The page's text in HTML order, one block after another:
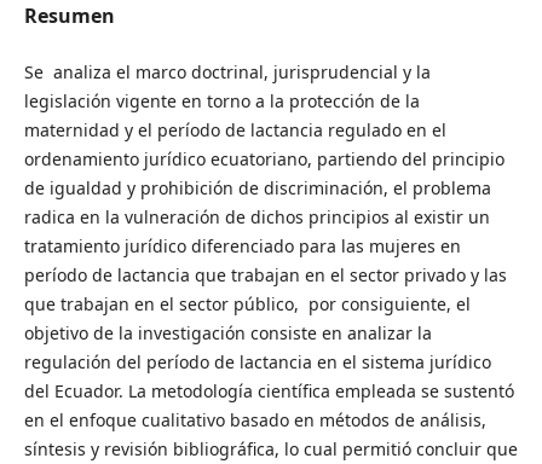
Resumen
Se analiza el marco doctrinal, jurisprudencial y la
legislación vigente en torno a la protección de la
maternidad y el período de lactancia regulado en el
ordenamiento jurídico ecuatoriano, partiendo del principio
de igualdad y prohibición de discriminación, el problema
radica en la vulneración de dichos principios al existir un
tratamiento jurídico diferenciado para las mujeres en
período de lactancia que trabajan en el sector privado y las
que trabajan en el sector público, por consiguiente, el
objetivo de la investigación consiste en analizar la
regulación del período de lactancia en el sistema jurídico
del Ecuador. La metodología científica empleada se sustentó
en el enfoque cualitativo basado en métodos de análisis,
síntesis y revisión bibliográfica, lo cual permitió concluir que